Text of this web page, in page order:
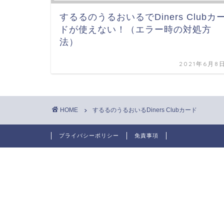
するるのうるおいるでDiners Clubカ
ドが使えない！（エラー時の対処方
法）
2021年6月8
HOME するるのうるおいるDiners Clubカード
プライバシーポリシー 免責事項